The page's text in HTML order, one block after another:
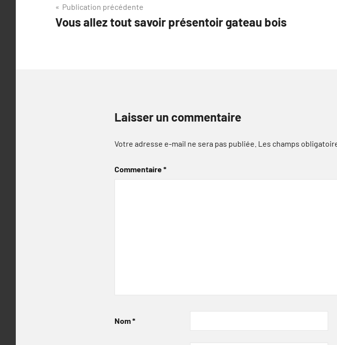
Navigation
de
Publication précédente
Vous allez tout savoir présentoir gateau bois
Laisser un commentaire
Votre adresse e-mail ne sera pas publiée. Les champs
Commentaire*
Nom*